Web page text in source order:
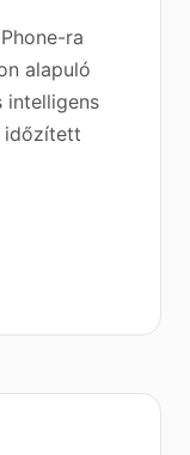
ra
alapuló
intelligens
időzített